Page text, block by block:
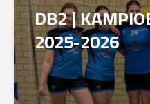
DB2 |
2025-2026